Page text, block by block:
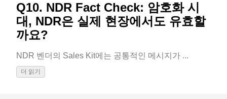
Q10. NDR Fact Check: 암호화 시
대, NDR은 실제 현장에서도 유효할
까요?
NDR 벤더의 Sales Kit에는 공통적인 메시지가 ...
더 읽기